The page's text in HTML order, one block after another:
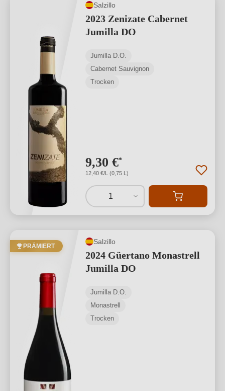
Salzillo
2023 Zenizate Cabernet
Jumilla DO
Jumilla D.O.
Cabernet Sauvignon
Trocken
9,30 €*
12,40 €/L (0,75 L)
1
PRÄMIERT
Salzillo
2024 Güertano Monastrell
Jumilla DO
Jumilla D.O.
Monastrell
Trocken